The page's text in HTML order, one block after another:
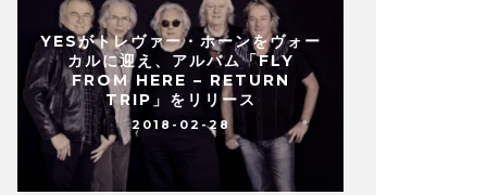
YESがトレヴァー・ホーンをヴォー
カルに迎え、アルバム「FLY
FROM HERE – RETURN
TRIP」をリリース
2018-02-28